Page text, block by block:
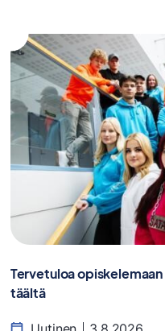
Tervetuloa
täältä